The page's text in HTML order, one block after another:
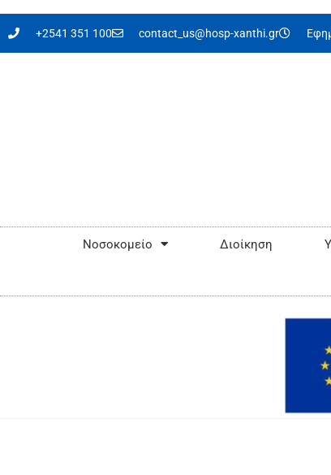
+2541 351 100 contact_us@hosp-xanthi.gr
Νοσοκομείο Διοίκηση